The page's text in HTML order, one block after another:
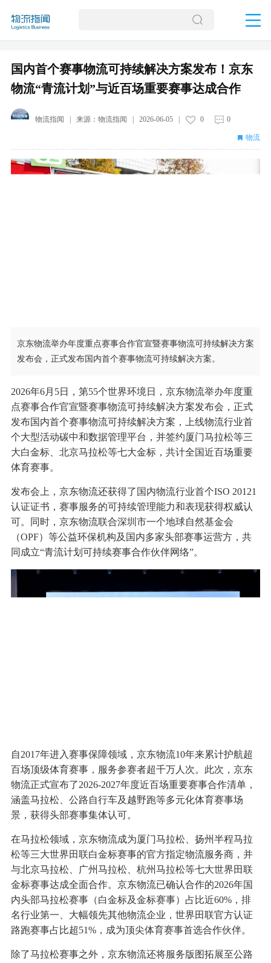
国内首个赛事物流可持续解决方案发布！京东
物流“青流计划”与近百场重要赛事达成合作
物流指闻 | 来源： 物流指闻 2026-06-05| 0 0
物流
京东物流举办年度重点赛事合作官宣暨赛事物流可持续解决方案
发布会，正式发布国内首个赛事物流可持续解决方案。
2026年6月5日，第55个世界环境日，京东物流举办年度重
点赛事合作官宣暨赛事物流可持续解决方案发布会，正式
发布国内首个赛事物流可持续解决方案，上线物流行业首
个大型活动碳中和数据管理平台，并签约厦门马拉松等三
大白金标、北京马拉松等七大金标，共计全国近百场重要
体育赛事。
发布会上，京东物流还获得了国内物流行业首个ISO 20121
认证证书，赛事服务的可持续管理能力和表现获得权威认
可。同时，京东物流联合深圳市一个地球自然基金会
（OPF）等公益环保机构及国内多家头部赛事运营方，共
同成立“青流计划可持续赛事合作伙伴网络”。
自2017年进入赛事保障领域，京东物流10年来累计护航超
百场顶级体育赛事，服务参赛者超千万人次。此次，京东
物流正式宣布了2026-2027年度近百场重要赛事合作清单，
涵盖马拉松、公路自行车及越野跑等多元化体育赛事场
景，获得头部赛事集体认可。
在马拉松领域，京东物流成为厦门马拉松、扬州半程马拉
松等三大世界田联白金标赛事的官方指定物流服务商，并
与北京马拉松、广州马拉松、杭州马拉松等七大世界田联
金标赛事达成全面合作。京东物流已确认合作的2026年国
内头部马拉松赛事（白金标及金标赛事）占比近60%，排
名行业第一、大幅领先其他物流企业，世界田联官方认证
路跑赛事占比超51%，成为顶尖体育赛事首选合作伙伴。
除了马拉松赛事之外，京东物流还将服务版图拓展至公路